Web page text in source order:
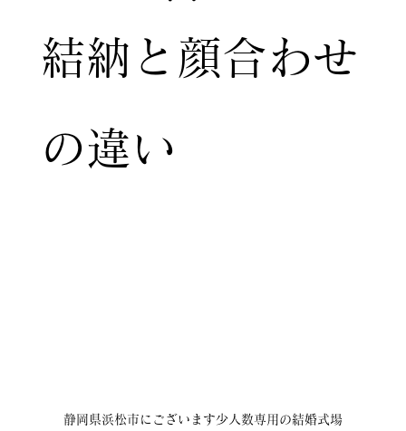
静岡県浜松市にございます少人数専用の結婚式場
結納と顔合わせ
の違い